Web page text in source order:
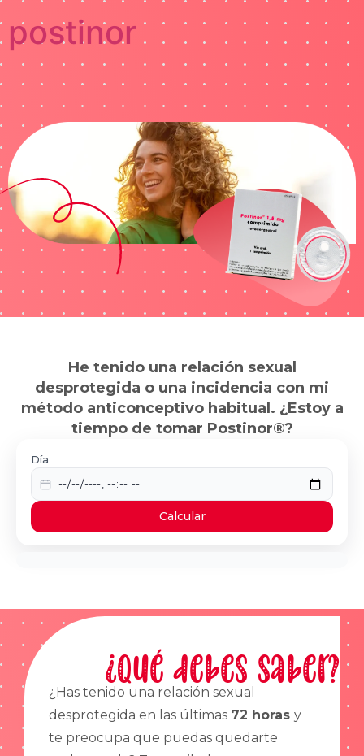
postinor
He tenido una relación sexual
desprotegida o una incidencia con mi
método anticonceptivo habitual. ¿Estoy a
tiempo de tomar Postinor®?
Día
Calcular
¿Qué debes saber?
¿Has tenido una relación sexual
desprotegida en las últimas 72 horas y
te preocupa que puedas quedarte